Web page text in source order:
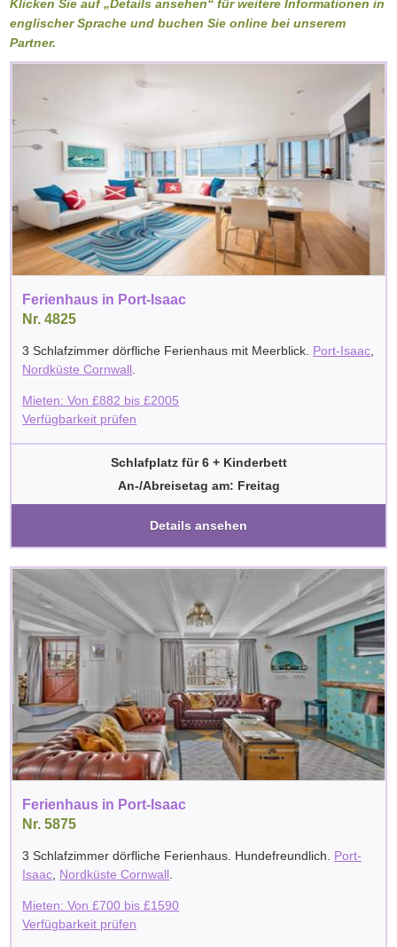
Klicken Sie auf „Details ansehen“ für weitere Informationen in
englischer Sprache und buchen Sie online bei unserem
Partner.
Ferienhaus in Port-Isaac
Nr. 4825
3 Schlafzimmer dörfliche Ferienhaus mit Meerblick. Port-Isaac,
Nordküste Cornwall.
Mieten: Von£882 bis£2005
Verfügbarkeit prüfen
Schlafplatz für 6 + Kinderbett
An-/Abreisetag am: Freitag
Details ansehen
Ferienhaus in Port-Isaac
Nr. 5875
3 Schlafzimmer dörfliche Ferienhaus. Hundefreundlich. Port-
Isaac Nordküste Cornwall
Mieten: Von£700 bis£1590
Verfügbarkeit prüfen